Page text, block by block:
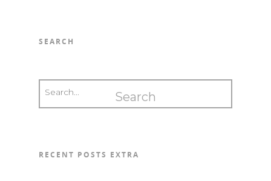
SEARCH
RECENT POSTS EXTRA